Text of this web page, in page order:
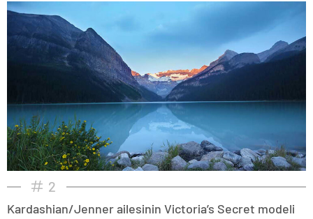
2
Kardashian/Jenner ailesinin Victoria’s Secret modeli